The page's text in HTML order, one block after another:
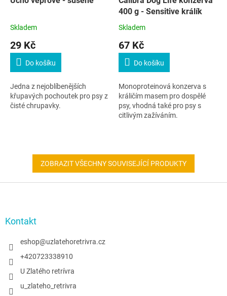
Skladem
29 Kč
Do košíku
Jedna z nejoblíbenějších
křupavých pochoutek pro psy z
čisté chrupavky.
400 g - Sensitive králík
Skladem
67 Kč
Do košíku
Monoproteinová konzerva s
králičím masem pro dospělé
psy, vhodná také pro psy s
citlivým zažíváním.
ZOBRAZIT VŠECHNY SOUVISEJÍCÍ PRODUKTY
Kontakt
eshop@uzlatehoretrivra.cz
+420723338910
U Zlatého retrívra
u_zlateho_retrivra